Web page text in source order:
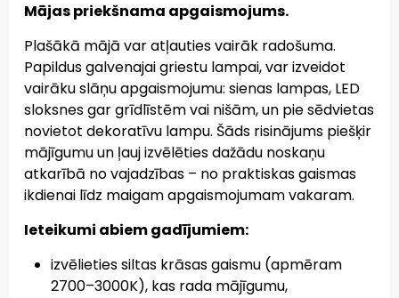
Mājas priekšnama apgaismojums.
Plašākā mājā var atļauties vairāk radošuma.
Papildus galvenajai griestu lampai, var izveidot
vairāku slāņu apgaismojumu: sienas lampas, LED
sloksnes gar grīdlīstēm vai nišām, un pie sēdvietas
novietot dekoratīvu lampu. Šāds risinājums piešķir
mājīgumu un ļauj izvēlēties dažādu noskaņu
atkarībā no vajadzības – no praktiskas gaismas
ikdienai līdz maigam apgaismojumam vakaram.
Ieteikumi abiem gadījumiem:
izvēlieties siltas krāsas gaismu (apmēram
2700–3000K), kas rada mājīgumu,